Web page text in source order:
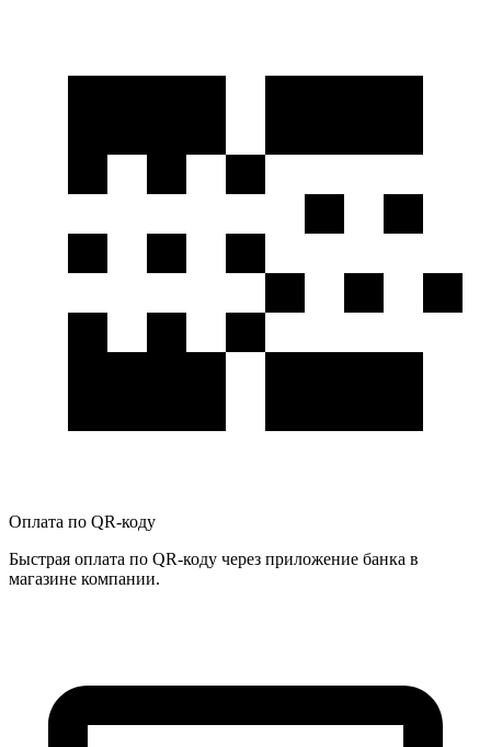
Оплата по QR-коду
Быстрая оплата по QR-коду через приложение банка в
магазине компании.